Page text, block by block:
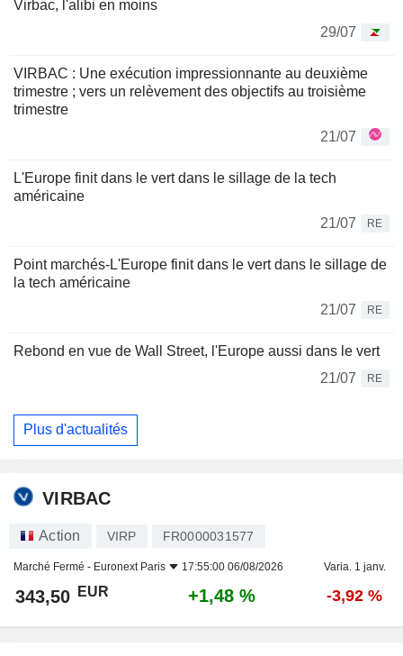
Virbac, l'alibi en moins
29/07
VIRBAC : Une exécution impressionnante au deuxième
trimestre ; vers un relèvement des objectifs au troisième
trimestre
21/07
L'Europe finit dans le vert dans le sillage de la tech
américaine
21/07
RE
Point marchés-L'Europe finit dans le vert dans le sillage de
la tech américaine
21/07
RE
Rebond en vue de Wall Street, l'Europe aussi dans le vert
21/07
RE
Plus d'actualités
VIRBAC
Action VIRP FR0000031577
Marché Fermé - Euronext Paris 17:55:00 06/08/2026 Varia. 1 janv.
343,50 EUR +1,48 % -3,92 %